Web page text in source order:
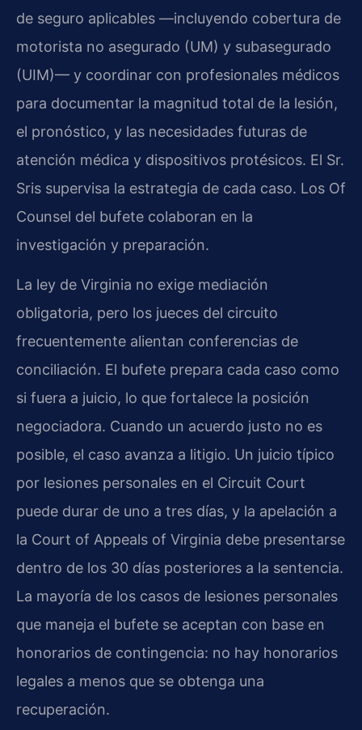
de seguro aplicables —incluyendo cobertura de
motorista no asegurado (UM) y subasegurado
(UIM)— y coordinar con profesionales médicos
para documentar la magnitud total de la lesión,
el pronóstico, y las necesidades futuras de
atención médica y dispositivos protésicos. El Sr.
Sris supervisa la estrategia de cada caso. Los Of
Counsel del bufete colaboran en la
investigación y preparación.
La ley de Virginia no exige mediación
obligatoria, pero los jueces del circuito
frecuentemente alientan conferencias de
conciliación. El bufete prepara cada caso como
si fuera a juicio, lo que fortalece la posición
negociadora. Cuando un acuerdo justo no es
posible, el caso avanza a litigio. Un juicio típico
por lesiones personales en el Circuit Court
puede durar de uno a tres días, y la apelación a
la Court of Appeals of Virginia debe presentarse
dentro de los 30 días posteriores a la sentencia.
La mayoría de los casos de lesiones personales
que maneja el bufete se aceptan con base en
honorarios de contingencia: no hay honorarios
legales a menos que se obtenga una
recuperación.